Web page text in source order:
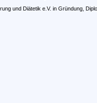
und Diätetik e.V. in Gründung,